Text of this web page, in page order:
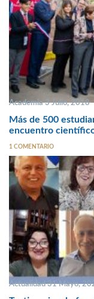
Academia 3 Julio, 2018
Más de 500
encuentro
1 COMENTARIO
Actualidad 31 Mayo,